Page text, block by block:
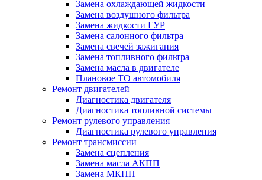
Замена охлаждающей жидкости
Замена воздушного фильтра
Замена жидкости ГУР
Замена салонного фильтра
Замена свечей зажигания
Замена топливного фильтра
Замена масла в двигателе
Плановое ТО автомобиля
Ремонт двигателей
Диагностика двигателя
Диагностика топливной системы
Ремонт рулевого управления
Диагностика рулевого управления
Ремонт трансмиссии
Замена сцепления
Замена масла АКПП
Замена МКПП